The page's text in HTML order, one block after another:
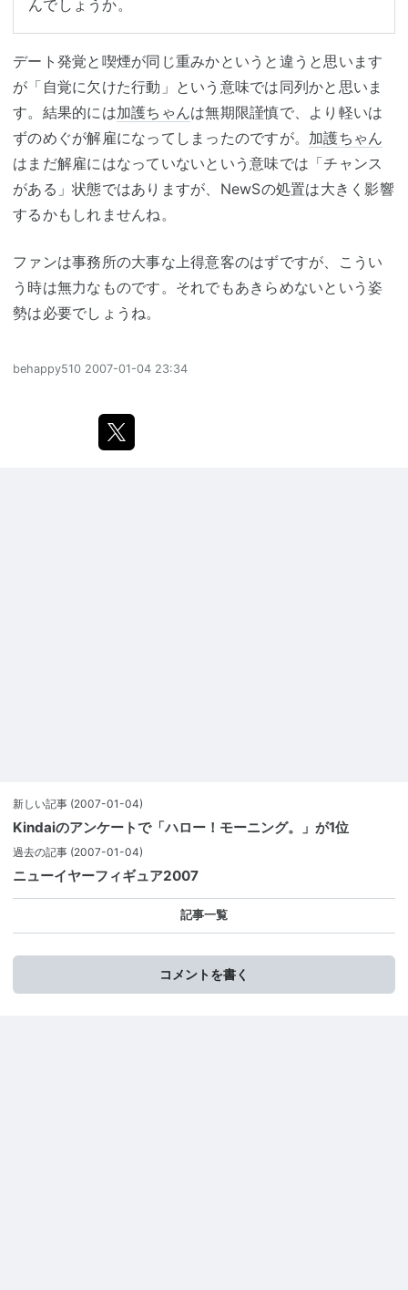
デート発覚と喫煙が同じ重みかというと違うと思います
が「自覚に欠けた行動」という意味では同列かと思いま
す。結果的には加護ちゃんは無期限謹慎で、より軽いは
ずのめぐが解雇になってしまったのですが。 加護ちゃん
はまだ解雇にはなっていないという意味では「チャンス
がある」状態ではありますが、NewSの処置は大きく影響
するかもしれませんね。
ファンは事務所の大事な上得意客のはずですが、こうい
う時は無力なものです。それでもあきらめないという姿
勢は必要でしょうね。
behappy510 2007-01-04 23:34
新しい記事 (2007-01-04)
Kindaiのアンケートで「ハロー！モーニング。」が1位
過去の記事 (2007-01-04)
ニューイヤーフィギュア2007
記事一覧
コメントを書く